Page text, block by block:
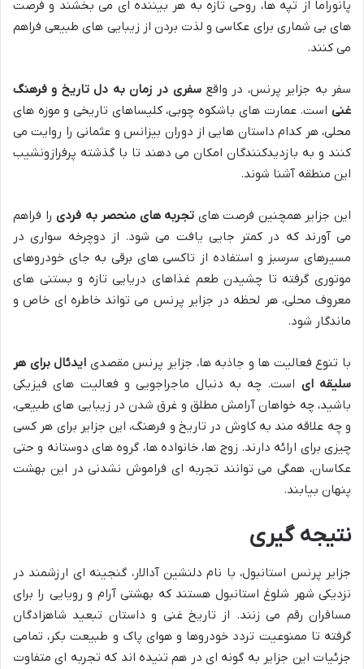
پانوراما از تپه ها، روحی تازه به هر بیننده ای می بخشند و فرصت
های بی شماری برای عکاسی و لذت بردن از زیبایی های طبیعی فراهم
می کنند.
سفر به جزایر پرنس، در واقعسفری در زمان به دل تاریخ و فرهنگ
غنی است. عمارت های باشکوه چوبی، کلیساهای تاریخی و موزه های
محلی، هر کدام داستان هایی از دوران بیزانس و عثمانی را روایت می
کنند و به بازدیدکنندگان امکان می دهند تا با گذشته پرفرازونشیب
این منطقه آشنا شوند.
این جزایر همچنین فرصت های تجربه های منحصر به فردیرا فراهم
می آورند که در کمتر جایی یافت می شود. از دوچرخه سواری در
مسیرهای سرسبز و استفاده از تاکسی های برقی به جای خودروهای
موتوری گرفته تا چشیدن طعم غذاهای دریایی تازه و بستنی های
معروف محلی، هر لحظه در جزایر پرنس می تواند خاطره ای خاص و
ماندگار شود.
با تنوع فعالیت ها و جاذبه ها، جزایر پرنس مقصدی ایدئال برای هر
سلیقه ای است. چه به دنبال ماجراجویی و فعالیت های فیزیکی
باشید، چه خواهان آرامش مطلق و غرق شدن در زیبایی های طبیعی،
و چه علاقه مند به کاوش در تاریخ و فرهنگ، این جزایر برای هر کسی
چیزی برای ارائه دارند. زوج ها، خانواده ها، گروه های دوستانه و حتی
عکاسان، همگی می توانند تجربه ای فراموش نشدنی در این بهشت
پنهان بیابند.
نتیجه گیری
جزایر پرنس استانبول، با نام دلنشین آدالار، گنجینه ای ارزشمند در
نزدیکی شهر شلوغ استانبول هستند که بهشتی آرام و رویایی را برای
مسافران رقم می زنند. از تاریخ غنی و داستان تبعید شاهزادگان
گرفته تا ممنوعیت تردد خودروها و هوای پاک و طبیعت بکر، تمامی
جزئیات این جزایر به گونه ای در هم تنیده اند که تجربه ای متفاوت